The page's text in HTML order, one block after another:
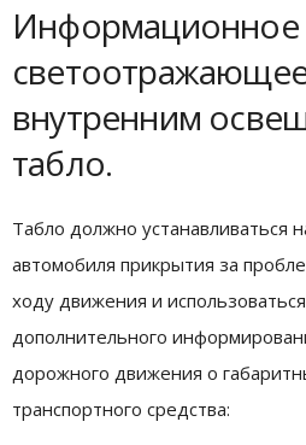
Информационное
внутренним
табло.
Табло должно устанавливаться
автомобиля прикрытия за
ходу движения и
дополнительного
дорожного движения о
транспортного средства: